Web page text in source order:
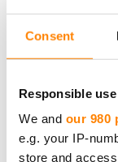
Consent
Responsible
We and our 980
e.g. your IP-
store and
Fredmanin
Kaarina Kiema,
Sara Hokkanen